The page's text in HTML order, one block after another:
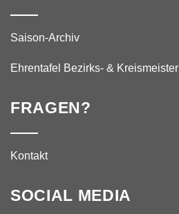
Saison-Archiv
Ehrentafel Bezirks- & Kreismeister
FRAGEN?
Kontakt
SOCIAL MEDIA